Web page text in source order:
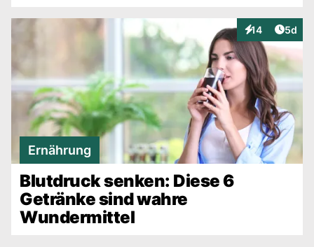
14
Interaktionen
5d
Ernährung
Blutdruck senken: Diese 6
Getränke sind wahre
Wundermittel